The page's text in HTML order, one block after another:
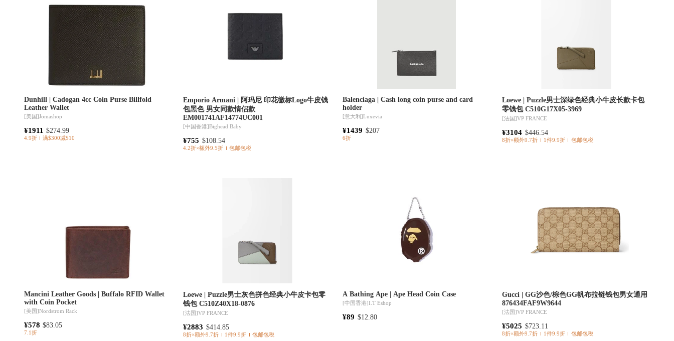
Dunhill | Cadogan 4cc Coin Purse Billfold
Leather Wallet
[美国]Jomashop
¥1911 $274.99
4.9折 满$300减$10
Emporio Armani | 阿玛尼 印花徽标Logo牛皮钱
包黑色 男女同款情侣款
EM001741AF14774UC001
[中国香港]Bighead Baby
¥755 $108.54
4.2折×额外9.5折 包邮包税
Balenciaga | Cash long coin purse and card
holder
[意大利]Luxevia
¥1439 $207
6折
Loewe | Puzzle男士深绿色经典小牛皮长款卡包
零钱包 C510G17X05-3969
[法国]VP FRANCE
¥3104 $446.54
8折×额外9.7折 1件9.9折 包邮包税
Mancini Leather Goods | Buffalo RFID Wallet
with Coin Pocket
[美国]Nordstrom Rack
¥578 $83.05
7.1折
Loewe | Puzzle男士灰色拼色经典小牛皮卡包零
钱包 C510Z40X18-0876
[法国]VP FRANCE
¥2883 $414.85
8折×额外9.7折 1件9.9折 包邮包税
A Bathing Ape | Ape Head Coin Case
[中国香港]I.T Eshop
¥89 $12.80
Gucci | GG沙色/棕色GG帆布拉链钱包男女通用
876434FAF9W9644
[法国]VP FRANCE
¥5025 $723.11
8折×额外9.7折 1件9.9折 包邮包税